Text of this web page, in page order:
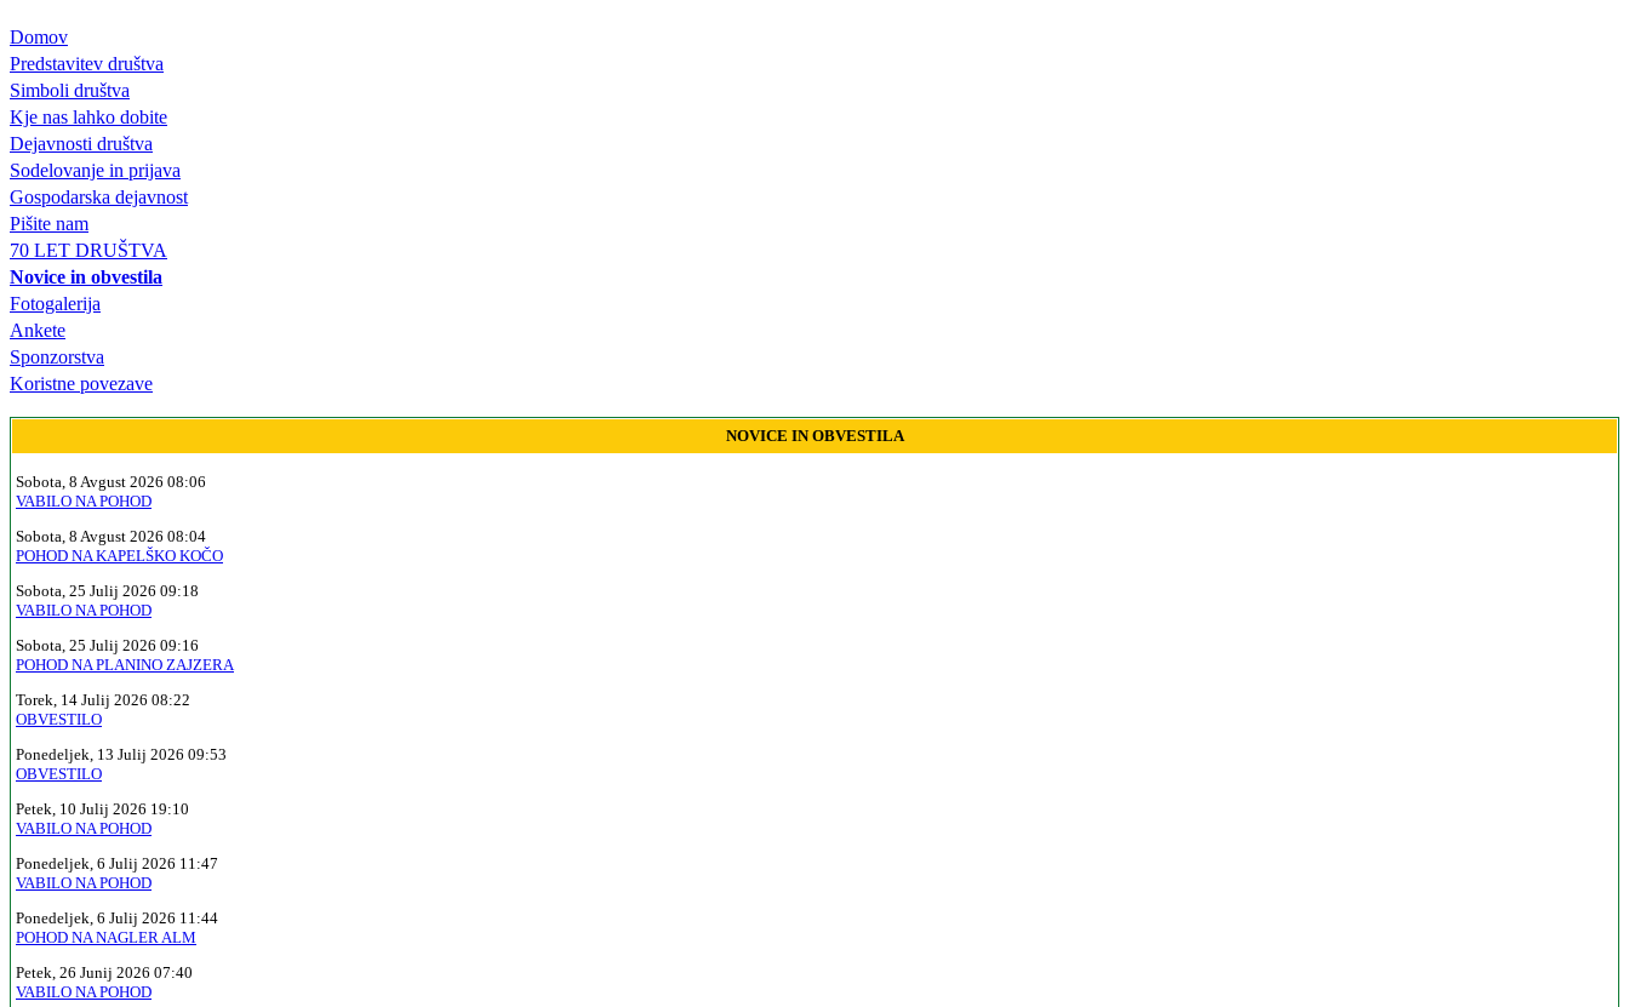
Domov
Predstavitev društva
Simboli društva
Kje nas lahko dobite
Dejavnosti društva
Sodelovanje in prijava
Gospodarska dejavnost
Pišite nam
70 LET DRUŠTVA
Novice in obvestila
Fotogalerija
Ankete
Sponzorstva
Koristne povezave
NOVICE IN OBVESTILA
Sobota, 8 Avgust 2026 08:06
VABILO NA POHOD
Sobota, 8 Avgust 2026 08:04
POHOD NA KAPELŠKO KOČO
Sobota, 25 Julij 2026 09:18
VABILO NA POHOD
Sobota, 25 Julij 2026 09:16
POHOD NA PLANINO ZAJZERA
Torek, 14 Julij 2026 08:22
OBVESTILO
Ponedeljek, 13 Julij 2026 09:53
OBVESTILO
Petek, 10 Julij 2026 19:10
VABILO NA POHOD
Ponedeljek, 6 Julij 2026 11:47
VABILO NA POHOD
Ponedeljek, 6 Julij 2026 11:44
POHOD NA NAGLER ALM
Petek, 26 Junij 2026 07:40
VABILO NA POHOD